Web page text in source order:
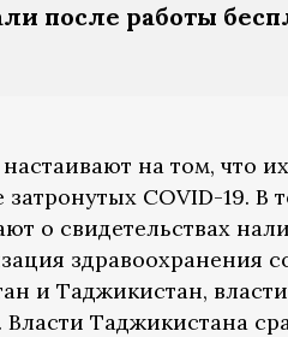
после работы
на том, что
COVID-19. В
о свидетельствах
здравоохранения
и Таджикистан,
Таджикистана